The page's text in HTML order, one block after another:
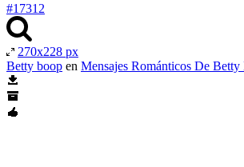
#17312
270x228 px
Betty boop en Mensajes Románticos De Betty